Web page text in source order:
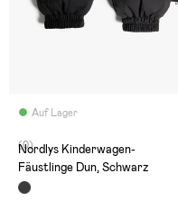
Auf Lager
(0)
Nordlys Kinderwagen-
Fäustlinge Dun, Schwarz